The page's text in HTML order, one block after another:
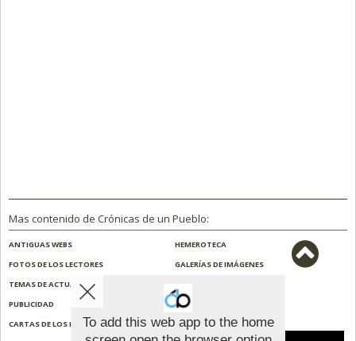
Mas contenido de Crónicas de un Pueblo:
ANTIGUAS WEBS
HEMEROTECA
FOTOS DE LOS LECTORES
GALERÍAS DE IMÁGENES
TEMAS DE ACTUALIDAD
PUBLICIDAD
CONTACTO
CARTAS DE LOS LECTORES
ENCUESTAS
To add this web app to the home